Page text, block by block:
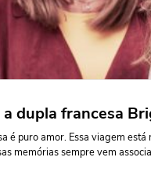
a dupla francesa
é puro amor. Essa viagem
memórias sempre vem